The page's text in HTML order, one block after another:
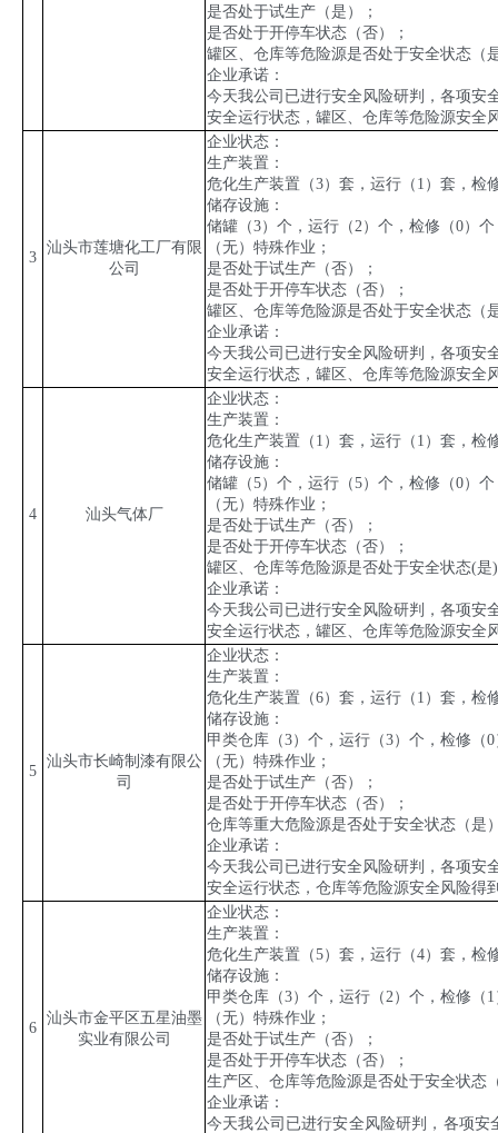
是否处于试生产（是）；
是否处于开停车状态（否）；
罐区、仓库等危险源是否处于安全状态（
企业承诺：
今天我公司已进行安全风险研判，各项安
安全运行状态，罐区、仓库等危险源安全
3
汕头市莲塘化工厂有限
公司
企业状态：
生产装置：
危化生产装置（3）套，运行（ 1 ）套，检
储存设施：
储罐（3）个，运行（2）个，检修（0）
（无）特殊作业；
是否处于试生产（否）；
是否处于开停车状态（否）；
罐区、仓库等危险源是否处于安全状态（
企业承诺：
今天我公司已进行安全风险研判，各项安
安全运行状态，罐区、仓库等危险源安全
4 汕头气体厂
企业状态：
生产装置：
危化生产装置（ 1 ）套，运行（ 1 ）套，检
储存设施：
储罐（5）个，运行（5）个，检修（0）
（无）特殊作业；
是否处于试生产（否）；
是否处于开停车状态（否）；
罐区、仓库等危险源是否处于安全状态(是)
企业承诺：
今天我公司已进行安全风险研判，各项安
安全运行状态，罐区、仓库等危险源安全
5
汕头市长崎制漆有限公
司
企业状态：
生产装置：
危化生产装置（6）套，运行（ 1 ）套，检
储存设施：
甲类仓库（3）个，运行（3）个，检修（0
（无）特殊作业；
是否处于试生产（否）；
是否处于开停车状态（否）；
仓库等重大危险源是否处于安全状态（是
企业承诺：
今天我公司已进行安全风险研判，各项安
安全运行状态，仓库等危险源安全风险得
6
汕头市金平区五星油墨
实业有限公司
企业状态：
生产装置：
危化生产装置（5）套，运行（4）套，检
储存设施：
甲类仓库（3）个，运行（2）个，检修（ 1
（无）特殊作业；
是否处于试生产（否）；
是否处于开停车状态（否）；
生产区、仓库等危险源是否处于安全状态
企业承诺：
今天我公司已进行安全风险研判，各项